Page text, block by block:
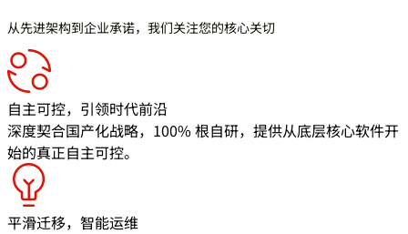
从先进架构到企业承诺，我们关注您的核心关切
自主可控，引领时代前沿
深度契合国产化战略，100% 根自研，提供从底层核心软件开
始的真正自主可控。
平滑迁移，智能运维